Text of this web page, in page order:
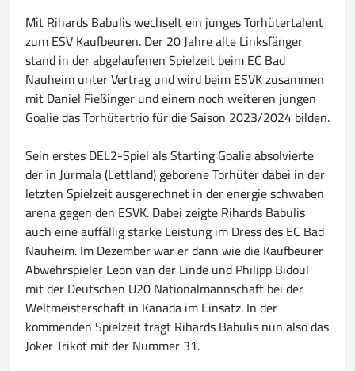
Mit Rihards Babulis wechselt ein junges Torhütertalent
zum ESV Kaufbeuren. Der 20 Jahre alte Linksfänger
stand in der abgelaufenen Spielzeit beim EC Bad
Nauheim unter Vertrag und wird beim ESVK zusammen
mit Daniel Fießinger und einem noch weiteren jungen
Goalie das Torhütertrio für die Saison 2023/2024 bilden.
Sein erstes DEL2-Spiel als Starting Goalie absolvierte
der in Jurmala (Lettland) geborene Torhüter dabei in der
letzten Spielzeit ausgerechnet in der energie schwaben
arena gegen den ESVK. Dabei zeigte Rihards Babulis
auch eine auffällig starke Leistung im Dress des EC Bad
Nauheim. Im Dezember war er dann wie die Kaufbeurer
Abwehrspieler Leon van der Linde und Philipp Bidoul
mit der Deutschen U20 Nationalmannschaft bei der
Weltmeisterschaft in Kanada im Einsatz. In der
kommenden Spielzeit trägt Rihards Babulis nun also das
Joker Trikot mit der Nummer 31.